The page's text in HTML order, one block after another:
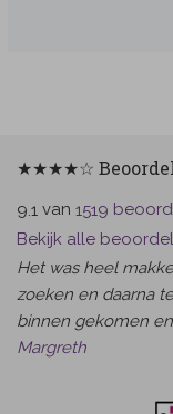
★★★★☆
9.1 van 1519
Bekijk alle
Het was heel
zoeken en daarna
binnen gekomen
Margreth